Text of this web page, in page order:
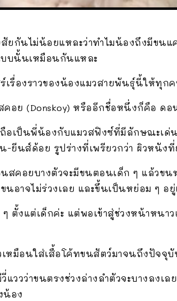
ยกันไม่น้อยแหละว่าทำไมน้องถึงมีขน
บนั้นเหมือนกันแหละ
เรื่องราวของน้องแมวสายพันธุ์นี้ให้ทุก
อย (Donskoy) หรืออีกชื่อหนึ่งก็คือ ดอน
อเป็นพี่น้องกับแมวสฟิงซ์ที่มีลักษณะเ
-ยีนส์ด้อย รูปร่างที่เพรียวกว่า ผิวหนัง
คอยบางตัวจะมีขนตอนเด็ก ๆ แล้วขน
อาจไม่ร่วงเลย และขึ้นเป็นหย่อม ๆ อ
ตั้งแต่เด็กค่ะ แต่พอเข้าสู่ช่วงหน้าหนา
หมือนใส่เสื้อโค้ทขนสัตว์มาจนถึงปัจจุ
ววว่าขนตรงช่วงล่างลำตัวจะบางลงเ
น้อง